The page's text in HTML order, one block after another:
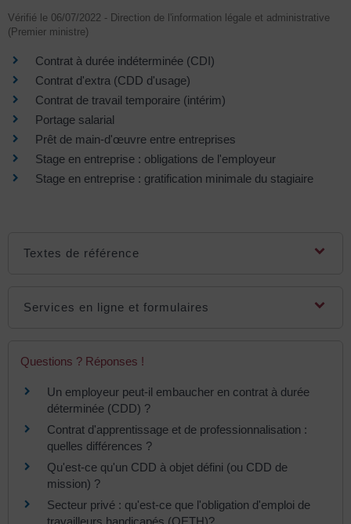
Vérifié le 06/07/2022 - Direction de l'information légale et administrative
(Premier ministre)
Contrat à durée indéterminée (CDI)
Contrat d'extra (CDD d'usage)
Contrat de travail temporaire (intérim)
Portage salarial
Prêt de main-d'œuvre entre entreprises
Stage en entreprise : obligations de l'employeur
Stage en entreprise : gratification minimale du stagiaire
Textes de référence
Services en ligne et formulaires
Questions ? Réponses !
Un employeur peut-il embaucher en contrat à durée
déterminée (CDD) ?
Contrat d'apprentissage et de professionnalisation :
quelles différences ?
Qu'est-ce qu'un CDD à objet défini (ou CDD de
mission) ?
Secteur privé : qu'est-ce que l'obligation d'emploi de